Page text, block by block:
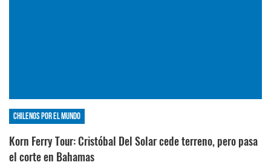
Chilenos por el mundo
Korn Ferry Tour: Cristóbal Del Solar cede terreno, pero pasa
el corte en Bahamas